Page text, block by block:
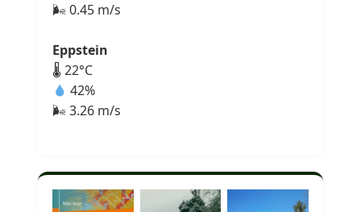
🌬 0.45 m/s
Eppstein
🌡 22°C
42%
🌬 3.26 m/s